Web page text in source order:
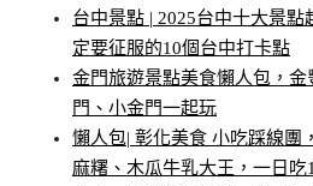
台中景點 | 2025台中十大景
定要征服的10個台中打卡點
金門旅遊景點美食懶人包，
門、小金門一起玩
懶人包| 彰化美食 小吃踩線團
麻糬、木瓜牛乳大王，一日吃